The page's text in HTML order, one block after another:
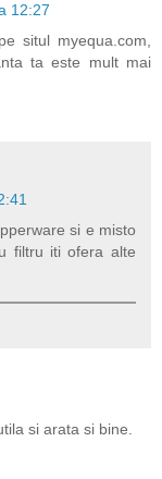
12:27
situl myequa.com,
ta este mult mai
si e misto
filtru iti ofera alte
si arata si bine.